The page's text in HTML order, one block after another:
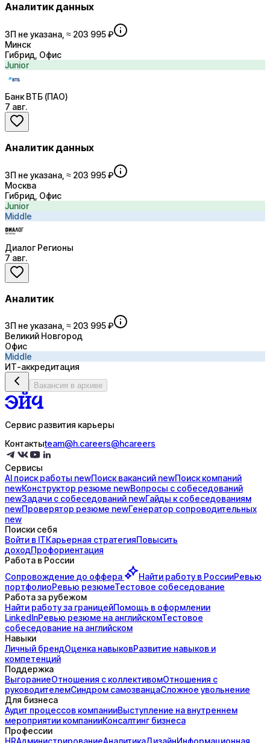
Аналитик данных
ЗП не указана, ≈ 203 995 ₽
Минск
Гибрид, Офис
Junior
Банк ВТБ (ПАО)
7 авг.
Аналитик данных
ЗП не указана, ≈ 203 995 ₽
Москва
Гибрид, Офис
Junior
Middle
Диалог Регионы
7 авг.
Аналитик
ЗП не указана, ≈ 203 995 ₽
Великий Новгород
Офис
Middle
ИТ-аккредитация
Вакансия в архиве
Сервис развития карьеры
Контактыteam@h.careers@hcareers
Сервисы
AI поискработы newПоисквакансий newПоисккомпаний
newКонструктор резюме newВопросы с собеседований
newЗадачи с собеседований newГайды ксобеседованиям
newПроверятор резюме newГенератор сопроводительных
new
Поиски себя
Войти в ITКарьерная стратегияПовысить
доходПрофориентация
Работа в России
Сопровождение до оффера Найти работу в РоссииРевью
портфолиоРевью резюмеТестовое собеседование
Работа за рубежом
Найти работу за границейПомощь в оформлении
LinkedInРевью резюме на английскомТестовое
собеседование на английском
Навыки
Личный брендОценка навыковРазвитие навыков и
компетенций
Поддержка
ВыгораниеОтношения с коллективомОтношения с
руководителемСиндром самозванцаСложное увольнение
Для бизнеса
Аудит процессов компанииВыступление на внутреннем
мероприятии компанииКонсалтинг бизнеса
Профессии